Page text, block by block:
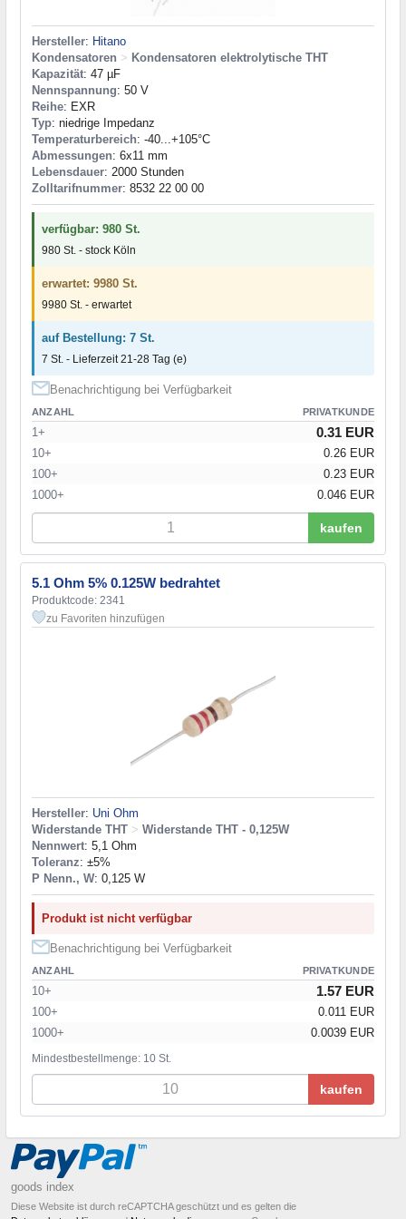
Hersteller: Hitano
Kondensatoren > Kondensatoren elektrolytische THT
Kapazität: 47 µF
Nennspannung: 50 V
Reihe: EXR
Typ: niedrige Impedanz
Temperaturbereich: -40...+105°C
Abmessungen: 6x11 mm
Lebensdauer: 2000 Stunden
Zolltarifnummer: 8532 22 00 00
verfügbar: 980 St.
980 St. - stock Köln
erwartet: 9980 St.
9980 St. - erwartet
auf Bestellung: 7 St.
7 St. - Lieferzeit 21-28 Tag (e)
Benachrichtigung bei Verfügbarkeit
ANZAHL PRIVATKUNDE
1+ 0.31 EUR
10+
0.26 EUR
100+
0.23 EUR
1000+
0.046 EUR
kaufen
5.1 Ohm 5% 0.125W bedrahtet
Produktcode: 2341
zu Favoriten hinzufügen
Hersteller: Uni Ohm
Widerstande THT > Widerstande THT - 0,125W
Nennwert: 5,1 Ohm
Toleranz: ±5%
P Nenn., W: 0,125 W
Produkt ist nicht verfügbar
Benachrichtigung bei Verfügbarkeit
ANZAHL PRIVATKUNDE
10+ 1.57 EUR
100+
0.011 EUR
1000+
0.0039 EUR
Mindestbestellmenge: 10 St.
kaufen
goods index
Diese Website ist durch reCAPTCHA geschützt und es gelten die